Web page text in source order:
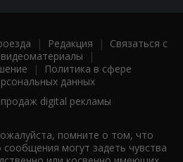
| Редакция | Связаться с
|
|
Политика в сфере
данных
digital рекламы
помните о том, что
могут задеть чувства